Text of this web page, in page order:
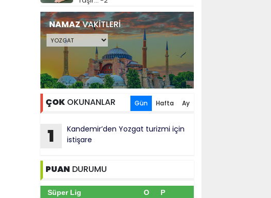
NAMAZVAKİTLERİ
ÇOKOKUNANLAR Gün Hafta Ay
1
Kandemir’den Yozgat turizmi için
istişare
PUAN DURUMU
Süper Lig O P